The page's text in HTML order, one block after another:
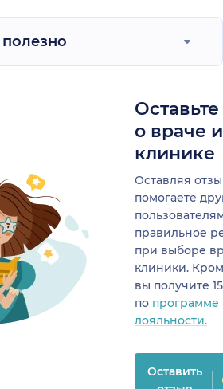
о враче
клинике
Оставляя
помогаете
правильное
при выборе
клиники.
вы получите
по программе
лояльности.
Оставить